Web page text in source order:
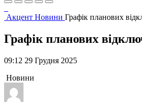
Акцент Новини Графік планових
Графік планових
09:12 29 Грудня 2025
Новини